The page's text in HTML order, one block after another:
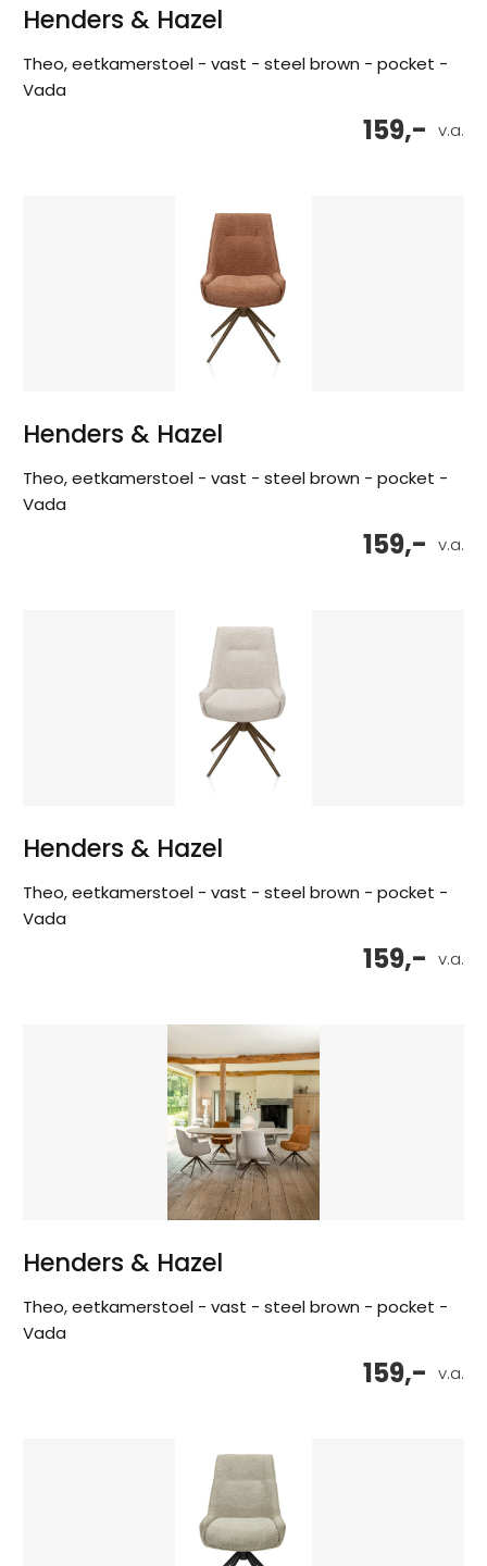
Henders & Hazel
Theo, eetkamerstoel - vast - steel brown - pocket -
Vada
v.a.
159,-
Henders & Hazel
Theo, eetkamerstoel - vast - steel brown - pocket -
Vada
v.a.
159,-
Henders & Hazel
Theo, eetkamerstoel - vast - steel brown - pocket -
Vada
v.a.
159,-
Henders & Hazel
Theo, eetkamerstoel - vast - steel brown - pocket -
Vada
v.a.
159,-